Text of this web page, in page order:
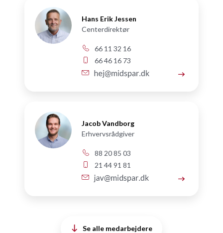
Hans Erik Jessen
Centerdirektør
66 11 32 16
66 46 16 73
Jacob Vandborg
Erhvervsrådgiver
88 20 85 03
21 44 91 81
Se alle medarbejdere